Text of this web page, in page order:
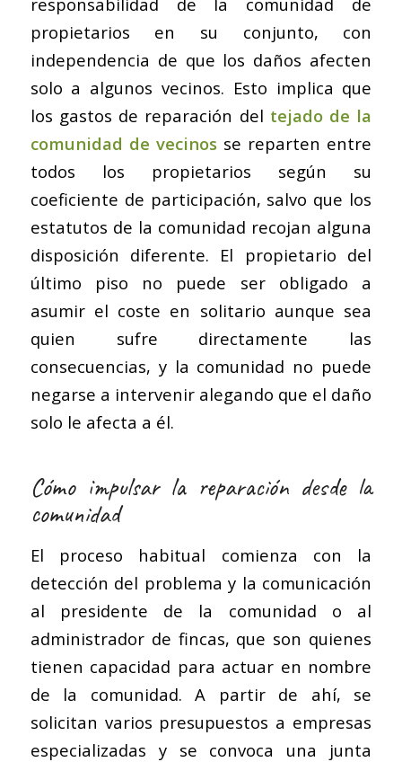
propietarios en su conjunto, con
independencia de que los daños afecten
solo a algunos vecinos. Esto implica que
los gastos de reparación del tejado de la
comunidad de vecinosse reparten entre
todos los propietarios según su
coeficiente de participación, salvo que los
estatutos de la comunidad recojan alguna
disposición diferente. El propietario del
último piso no puede ser obligado a
asumir el coste en solitario aunque sea
quien sufre directamente las
consecuencias, y la comunidad no puede
negarse a intervenir alegando que el daño
solo le afecta a él.
Cómo impulsar la reparación desde la
comunidad
El proceso habitual comienza con la
detección del problema y la comunicación
al presidente de la comunidad o al
administrador de fincas, que son quienes
tienen capacidad para actuar en nombre
de la comunidad. A partir de ahí, se
solicitan varios presupuestos a empresas
especializadas y se convoca una junta